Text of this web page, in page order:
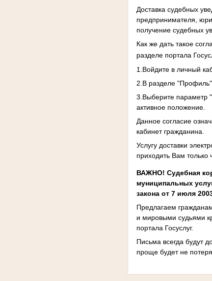
Доставка судебных
предпринимателя,
получение судебных
Как же дать такое
разделе портала
1.Войдите в личный
2.В разделе "Профиль"
3.Выберите параметр
активное положение.
Данное согласие
кабинет гражданина.
Услугу доставки
приходить Вам только
ВАЖНО! Судебная
муниципальных
закона от 7 июля
Предлагаем
и мировыми судьями
портала Госуслуг.
Письма всегда будут
проще будет не